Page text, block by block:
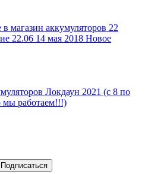
магазин аккумуляторов 22
22.06 14 мая 2018 Новое
Локдаун 2021 (с 8 по
работаем!!!)
Подписаться